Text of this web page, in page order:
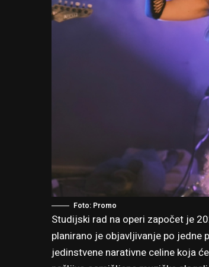
Foto: Promo
Studijski rad na operi započet je
planirano je objavljivanje po jedne
jedinstvene narativne celine koja